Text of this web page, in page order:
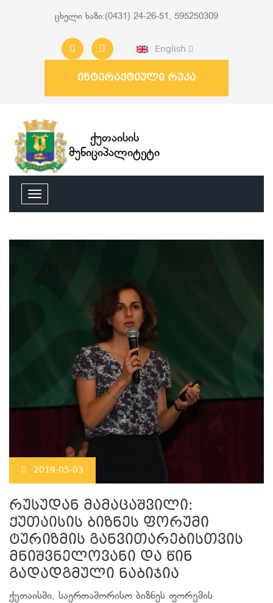
ცხელი ხაზი:(0431) 24-26-51, 595250309
English
ინტერაქტიული რუკა
ქუთაისის
მუნიციპალიტეტი
2019-05-03
რუსუდან მამაცაშვილი:
ქუთაისის ბიზნეს ფორუმი
ტურიზმის განვითარებისთვის
მნიშვნელოვანი და წინ
გადადგმული ნაბიჯია
ქუთაისში, საერთაშორისო ბიზნეს ფორუმის